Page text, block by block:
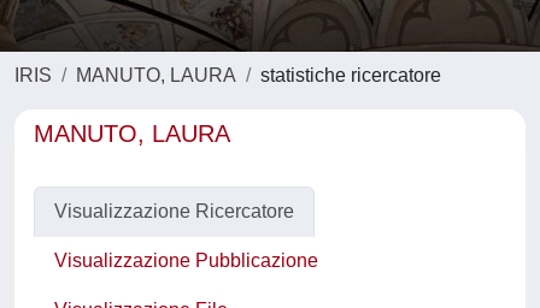
IRIS MANUTO, LAURA statistiche ricercatore
MANUTO, LAURA
Visualizzazione Ricercatore
Visualizzazione Pubblicazione